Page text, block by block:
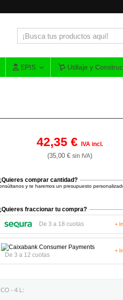
EPIS Utillaje y
42,35 €IVA incl.
(35,00 €sin IVA)
comprar cantidad?
y te haremos un presupuesto
fraccionar tu compra?
De 3 a 18 cuotas +
De 3 a 12 cuotas
+
- 4 L: